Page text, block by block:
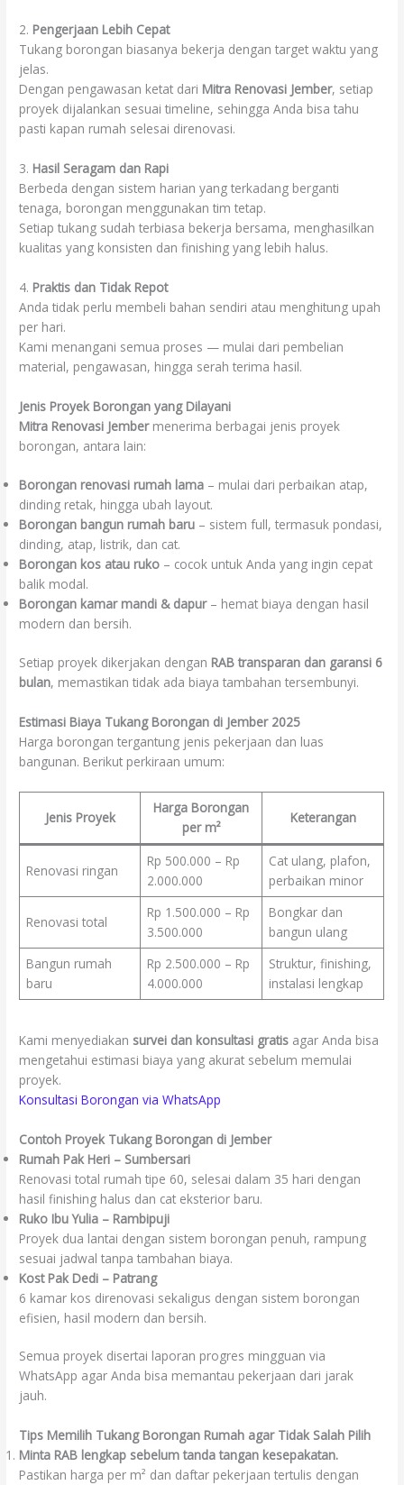
2. Pengerjaan Lebih Cepat
Tukang borongan biasanya bekerja dengan target waktu yang
jelas.
Dengan pengawasan ketat dari Mitra Renovasi Jember, setiap
proyek dijalankan sesuai timeline, sehingga Anda bisa tahu
pasti kapan rumah selesai direnovasi.
3. Hasil Seragam dan Rapi
Berbeda dengan sistem harian yang terkadang berganti
tenaga, borongan menggunakan tim tetap.
Setiap tukang sudah terbiasa bekerja bersama, menghasilkan
kualitas yang konsisten dan finishing yang lebih halus.
4. Praktis dan Tidak Repot
Anda tidak perlu membeli bahan sendiri atau menghitung upah
per hari.
Kami menangani semua proses — mulai dari pembelian
material, pengawasan, hingga serah terima hasil.
Jenis Proyek Borongan yang Dilayani
Mitra Renovasi Jembermenerima berbagai jenis proyek
borongan, antara lain:
Borongan renovasi rumah lama – mulai dari perbaikan atap,
dinding retak, hingga ubah layout.
Borongan bangun rumah baru – sistem full, termasuk pondasi,
dinding, atap, listrik, dan cat.
Borongan kos atau ruko – cocok untuk Anda yang ingin cepat
balik modal.
Borongan kamar mandi & dapur– hemat biaya dengan hasil
modern dan bersih.
Setiap proyek dikerjakan dengan RAB transparan dan garansi 6
bulan, memastikan tidak ada biaya tambahan tersembunyi.
Estimasi Biaya Tukang Borongan di Jember 2025
Harga borongan tergantung jenis pekerjaan dan luas
bangunan. Berikut perkiraan umum:
Jenis Proyek
Harga Borongan
per m²
Keterangan
Renovasi ringan
Rp 500.000 – Rp
2.000.000
Cat ulang, plafon,
perbaikan minor
Renovasi total
Rp 1.500.000 – Rp
3.500.000
Bongkar dan
bangun ulang
Bangun rumah
baru
Rp 2.500.000 – Rp
4.000.000
Struktur, finishing,
instalasi lengkap
Kami menyediakan survei dan konsultasi gratis agar Anda bisa
mengetahui estimasi biaya yang akurat sebelum memulai
proyek.
Konsultasi Borongan via WhatsApp
Contoh Proyek Tukang Borongan di Jember
Rumah Pak Heri – Sumbersari
Renovasi total rumah tipe 60, selesai dalam 35 hari dengan
hasil finishing halus dan cat eksterior baru.
Ruko Ibu Yulia – Rambipuji
Proyek dua lantai dengan sistem borongan penuh, rampung
sesuai jadwal tanpa tambahan biaya.
Kost Pak Dedi – Patrang
6 kamar kos direnovasi sekaligus dengan sistem borongan
efisien, hasil modern dan bersih.
Semua proyek disertai laporan progres mingguan via
WhatsApp agar Anda bisa memantau pekerjaan dari jarak
jauh.
Tips Memilih Tukang Borongan Rumah agar Tidak Salah Pilih
Minta RAB lengkap sebelum tanda tangan kesepakatan.
Pastikan harga per m² dan daftar pekerjaan tertulis dengan